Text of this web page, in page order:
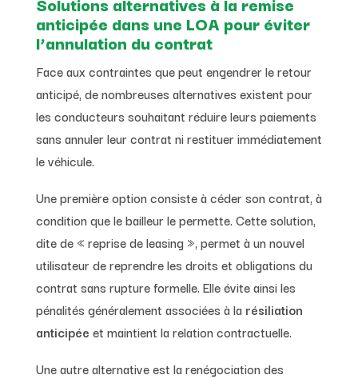
anticipée dans une LOA pour éviter
l’annulation du contrat
Face aux contraintes que peut engendrer le retour
anticipé, de nombreuses alternatives existent pour
les conducteurs souhaitant réduire leurs paiements
sans annuler leur contrat ni restituer immédiatement
le véhicule.
Une première option consiste à céder son contrat, à
condition que le bailleur le permette. Cette solution,
dite de « reprise de leasing », permet à un nouvel
utilisateur de reprendre les droits et obligations du
contrat sans rupture formelle. Elle évite ainsi les
pénalités généralement associées à la résiliation
anticipée et maintient la relation contractuelle.
Une autre alternative est la renégociation des